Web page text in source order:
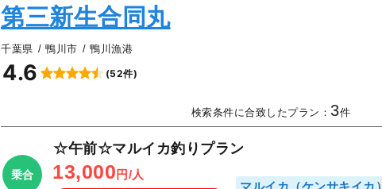
第三新生合同丸
千葉県 鴨川市 鴨川漁港
4.6 (52件)
検索条件に合致したプラン： 3件
乗合
☆午前☆マルイカ釣りプラン
13,000 円/人
マルイカ（ケンサキイカ）